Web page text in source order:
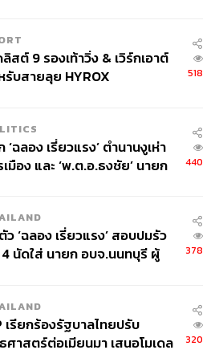
ลิสต์ 9 รองเท้าวิ่ง & เวิร์กเอาต์
รับสายลุย HYROX
518
‘ฉลอง เรี่ยวแรง’ ตำนานงูเห่า
มือง และ ‘พ.ต.อ.ธงชัย’ นายก
440
ว ‘ฉลอง เรี่ยวแรง’ สอบปมรัว
นัดใส่ นายก อบจ.นนทบุรี ผู้
378
เรียกร้องรัฐบาลไทยปรับ
ศาสตร์ต่อเมียนมา เสนอโมเดล
320